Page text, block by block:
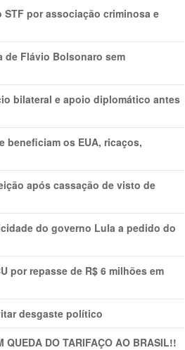
por associação criminosa e
de Flávio Bolsonaro sem
bilateral e apoio diplomático antes
beneficiam os EUA, ricaços,
após cassação de visto de
do governo Lula a pedido do
por repasse de R$ 6 milhões em
desgaste político
QUEDA DO TARIFAÇO AO BRASIL!!